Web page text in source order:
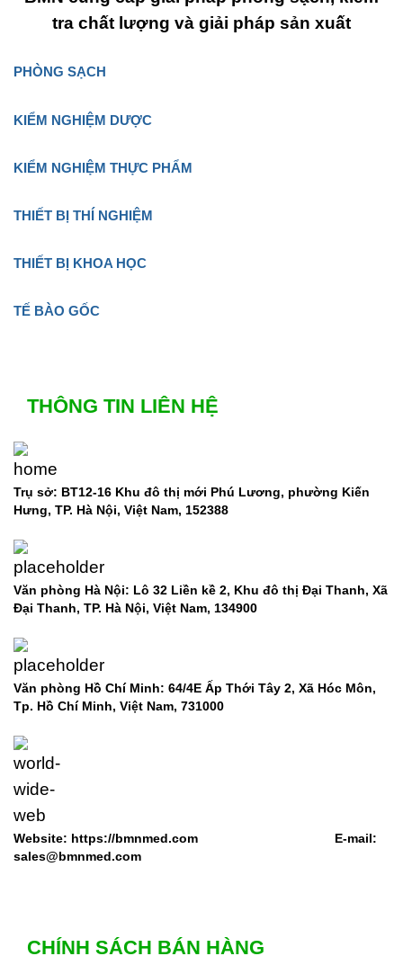
tra chất lượng và giải pháp sản xuất
PHÒNG SẠCH
KIỂM NGHIỆM DƯỢC
KIỂM NGHIỆM THỰC PHẨM
THIẾT BỊ THÍ NGHIỆM
THIẾT BỊ KHOA HỌC
TẾ BÀO GỐC
THÔNG TIN LIÊN HỆ
Trụ sở: BT12-16 Khu đô thị mới Phú Lương, phường Kiến
Hưng, TP. Hà Nội, Việt Nam, 152388
Văn phòng Hà Nội: Lô 32 Liền kề 2, Khu đô thị Đại Thanh, Xã
Đại Thanh, TP. Hà Nội, Việt Nam, 134900
Văn phòng Hồ Chí Minh: 64/4E Ấp Thới Tây 2, Xã Hóc Môn,
Tp. Hồ Chí Minh, Việt Nam, 731000
Website: https://bmnmed.com E-mail:
sales@bmnmed.com
CHÍNH SÁCH BÁN HÀNG